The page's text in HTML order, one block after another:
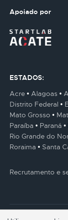
Apoiado por
ESTADOS:
Acre
Alagoas
Distrito Federal
Mato Grosso
Paraíba
Paraná
Rio Grande do
Roraima
Santa
Recrutamento e